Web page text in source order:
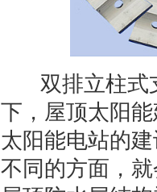
双排立柱式
下，屋顶太阳
太阳能电站的
不同的方面，